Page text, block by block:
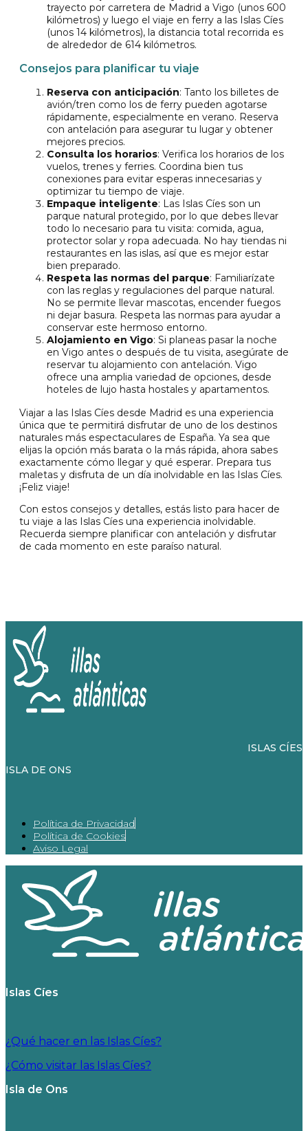
trayecto por carretera de Madrid a Vigo (unos 600
kilómetros) y luego el viaje en ferry a las Islas Cíes
(unos 14 kilómetros), la distancia total recorrida es
de alrededor de 614 kilómetros.
Consejos para planificar tu viaje
Reserva con anticipación: Tanto los billetes de
avión/tren como los de ferry pueden agotarse
rápidamente, especialmente en verano. Reserva
con antelación para asegurar tu lugar y obtener
mejores precios.
Consulta los horarios: Verifica los horarios de los
vuelos, trenes y ferries. Coordina bien tus
conexiones para evitar esperas innecesarias y
optimizar tu tiempo de viaje.
Empaque inteligente: Las Islas Cíes son un
parque natural protegido, por lo que debes llevar
todo lo necesario para tu visita: comida, agua,
protector solar y ropa adecuada. No hay tiendas ni
restaurantes en las islas, así que es mejor estar
bien preparado.
Respeta las normas del parque: Familiarízate
con las reglas y regulaciones del parque natural.
No se permite llevar mascotas, encender fuegos
ni dejar basura. Respeta las normas para ayudar a
conservar este hermoso entorno.
Alojamiento en Vigo: Si planeas pasar la noche
en Vigo antes o después de tu visita, asegúrate de
reservar tu alojamiento con antelación. Vigo
ofrece una amplia variedad de opciones, desde
hoteles de lujo hasta hostales y apartamentos.
Viajar a las Islas Cíes desde Madrid es una experiencia
única que te permitirá disfrutar de uno de los destinos
naturales más espectaculares de España. Ya sea que
elijas la opción más barata o la más rápida, ahora sabes
exactamente cómo llegar y qué esperar. Prepara tus
maletas y disfruta de un día inolvidable en las Islas Cíes.
¡Feliz viaje!
Con estos consejos y detalles, estás listo para hacer de
tu viaje a las Islas Cíes una experiencia inolvidable.
Recuerda siempre planificar con antelación y disfrutar
de cada momento en este paraíso natural.
ISLAS CÍES
ISLA DE ONS
Política de Privacidad
Política de Cookies
Aviso Legal
Islas Cíes
¿Qué hacer en las Islas Cíes?
¿Cómo visitar las Islas Cíes?
Isla de Ons